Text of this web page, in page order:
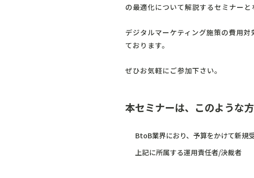
の最適化について解説するセミナーと
デジタルマーケティング施策の費用
ております。
ぜひお気軽にご参加下さい。
本セミナーは、このような
BtoB業界におり、予算をかけて新規
上記に所属する運用責任者/決裁者